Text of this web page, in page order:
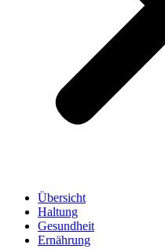
Übersicht
Haltung
Gesundheit
Ernährung